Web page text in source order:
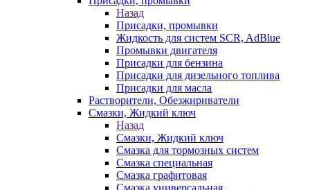
Назад
Присадки, промывки
Жидкость для систем SCR, AdBlue
Промывки двигателя
Присадки для бензина
Присадки для дизельного топлива
Присадки для масла
Растворители, Обезжириватели
Смазки, Жидкий ключ
Назад
Смазки, Жидкий ключ
Смазка для тормозных систем
Смазка специальная
Смазка графитовая
Смазка универсальная